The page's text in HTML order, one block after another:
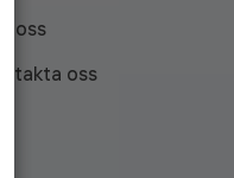
oss
oss